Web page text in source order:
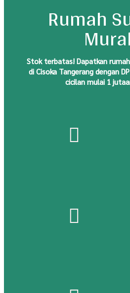
Rumah
Stokterbatas! Dapatkan
di Cisoka Tangerang dengan
cicilan mulai 1